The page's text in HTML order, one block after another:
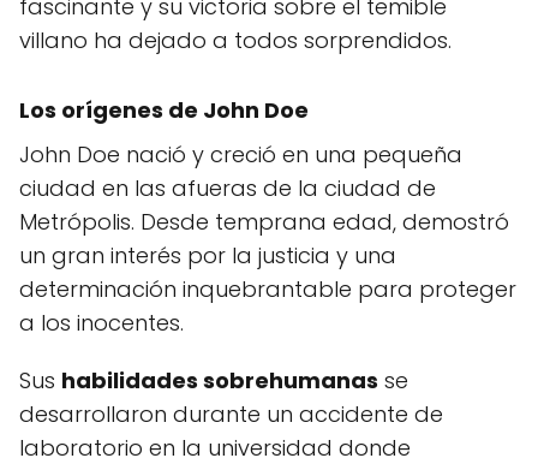
fascinante y su victoria sobre el temible
villano ha dejado a todos sorprendidos.
Los orígenes de John Doe
John Doe nació y creció en una pequeña
ciudad en las afueras de la ciudad de
Metrópolis. Desde temprana edad, demostró
un gran interés por la justicia y una
determinación inquebrantable para proteger
a los inocentes.
Sus habilidades sobrehumanas se
desarrollaron durante un accidente de
laboratorio en la universidad donde